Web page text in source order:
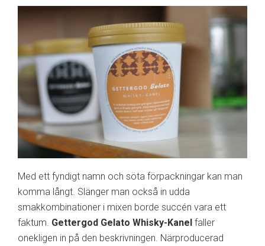
WHISKY-
KANEL
Med ett fyndigt namn och söta förpackningar kan man
komma långt. Slänger man också in udda
smakkombinationer i mixen borde succén vara ett
faktum. Gettergod Gelato Whisky-Kanel faller
onekligen in på den beskrivningen. Närproducerad